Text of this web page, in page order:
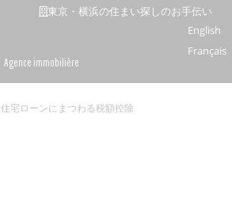
東京・横浜の住まい探しのお手伝い
Agence immobilière
Français
English
住宅ローンにまつわる税額控除